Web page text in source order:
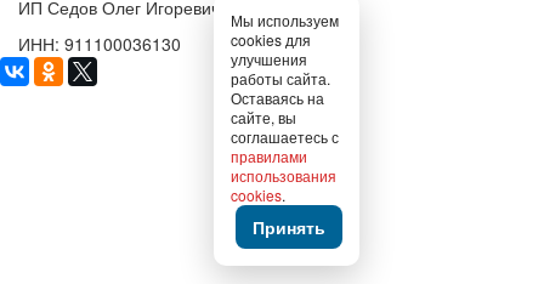
ИП Седов Олег Игоревич
ИНН: 911100036130
Мы используем
cookies для
улучшения
работы сайта.
Оставаясь на
сайте, вы
соглашаетесь с
правилами
использования
cookies.
Принять